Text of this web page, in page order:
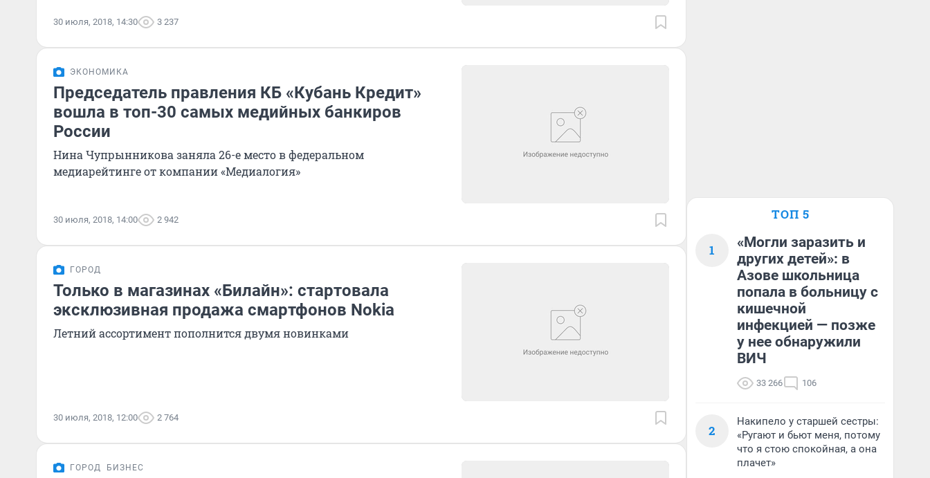
30 июля, 2018, 14:30 3 237
ЭКОНОМИКА
Председатель правления КБ «Кубань Кредит»
вошла в топ-30 самых медийных банкиров
России
Нина Чупрынникова заняла 26-е место в федеральном
медиарейтинге от компании «Медиалогия»
30 июля, 2018, 14:00 2 942
ГОРОД
Только в магазинах «Билайн»: стартовала
эксклюзивная продажа смартфонов Nokia
Летний ассортимент пополнится двумя новинками
30 июля, 2018, 12:00 2 764
ГОРОД БИЗНЕС
ТОП 5
1
«Могли заразить и
других детей»: в
Азове школьница
попала в больницу с
кишечной
инфекцией — позже
у нее обнаружили
ВИЧ
33 266 106
2
Накипело у старшей сестры:
«Ругают и бьют меня, потому
что я стою спокойная, а она
плачет»